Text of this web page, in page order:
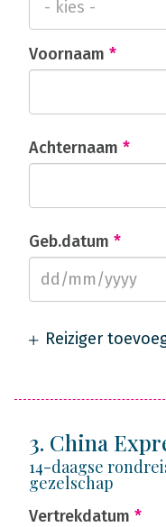
Voornaam *
Achternaam *
Geb.datum *
Reiziger
3. China
14-daagse
gezelschap
Vertrekdatum *